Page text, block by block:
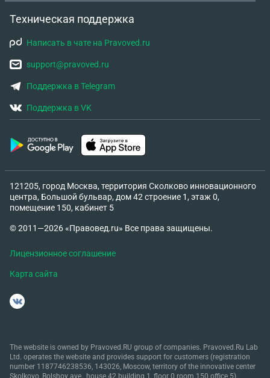
Техническая поддержка
Написать в чате на Pravoved.ru
support@pravoved.ru
Поддержка в Telegram
Поддержка в VK
121205, город Москва, территория Сколково инновационного
центра, Большой бульвар, дом 42 строение 1, этаж 0,
помещение 150, кабинет 5
© 2011—2026 «Правовед.ru» Все права защищены.
Лицензионное соглашение
Карта сайта
The website is owned by Pravoved.RU group of companies. Pravoved.Ru Lab
Ltd. operates the website and provides support for customers (registration
number 1187746238536, 143026, Moscow, territory of the innovative center
Skolkovo, Bolshoy ave., house 42 building 1, floor 0 room 150 office 5).